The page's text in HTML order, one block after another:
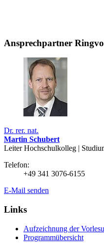
Ansprechpartner
Dr. rer. nat.
Martin Schubert
Leiter Hochschulkolleg |
Telefon:
+49 341 3076-6155
E-Mail senden
Links
Aufzeichnung der
Programmübersicht